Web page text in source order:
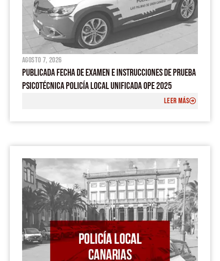
agosto 7, 2026
PUBLICADA FECHA DE EXAMEN E INSTRUCCIONES DE PRUEBA
PSICOTÉCNICA POLICÍA LOCAL UNIFICADA OPE 2025
LEER MÁS